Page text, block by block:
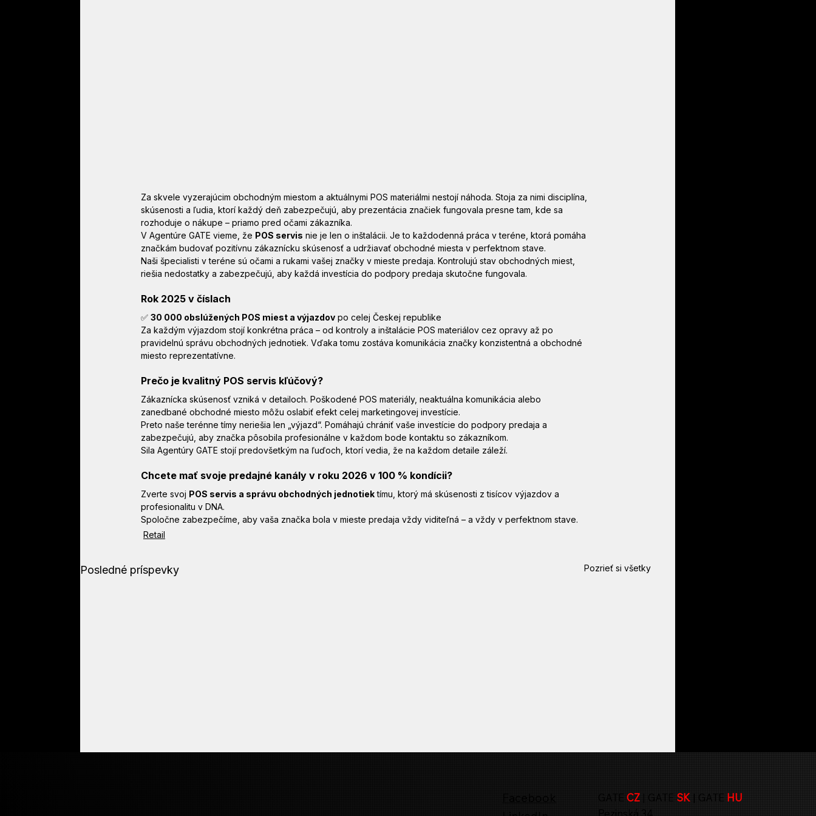
Za skvele vyzerajúcim obchodným miestom a aktuálnymi POS materiálmi nestojí náhoda. Stoja za nimi disciplína,
skúsenosti a ľudia, ktorí každý deň zabezpečujú, aby prezentácia značiek fungovala presne tam, kde sa
rozhoduje o nákupe – priamo pred očami zákazníka.
V Agentúre GATE vieme, že POS servis nie je len o inštalácii. Je to každodenná práca v teréne, ktorá pomáha
značkám budovať pozitívnu zákaznícku skúsenosť a udržiavať obchodné miesta v perfektnom stave.
Naši špecialisti v teréne sú očami a rukami vašej značky v mieste predaja. Kontrolujú stav obchodných miest,
riešia nedostatky a zabezpečujú, aby každá investícia do podpory predaja skutočne fungovala.
Rok 2025 v číslach
✅ 30 000 obslúžených POS miest a výjazdov po celej Českej republike
Za každým výjazdom stojí konkrétna práca – od kontroly a inštalácie POS materiálov cez opravy až po
pravidelnú správu obchodných jednotiek. Vďaka tomu zostáva komunikácia značky konzistentná a obchodné
miesto reprezentatívne.
Prečo je kvalitný POS servis kľúčový?
Zákaznícka skúsenosť vzniká v detailoch. Poškodené POS materiály, neaktuálna komunikácia alebo
zanedbané obchodné miesto môžu oslabiť efekt celej marketingovej investície.
Preto naše terénne tímy neriešia len „výjazd“. Pomáhajú chrániť vaše investície do podpory predaja a
zabezpečujú, aby značka pôsobila profesionálne v každom bode kontaktu so zákazníkom.
Sila Agentúry GATE stojí predovšetkým na ľuďoch, ktorí vedia, že na každom detaile záleží.
Chcete mať svoje predajné kanály v roku 2026 v 100 % kondícii?
Zverte svoj POS servis a správu obchodných jednotiek tímu, ktorý má skúsenosti z tisícov výjazdov a
profesionalitu v DNA.
Spoločne zabezpečíme, aby vaša značka bola v mieste predaja vždy viditeľná – a vždy v perfektnom stave.
Retail
Posledné príspevky Pozrieť si všetky
GATE CZ| GATE SK| GATE HU